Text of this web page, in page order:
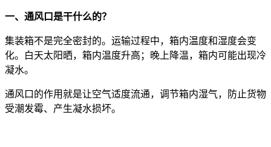
一、通风口是干什么的？
集装箱不是完全密封的。运输过程中，箱内温度和湿度会变
化。白天太阳晒，箱内温度升高；晚上降温，箱内可能出现冷
凝水。
通风口的作用就是让空气适度流通，调节箱内湿气，防止货物
受潮发霉、产生凝水损坏。